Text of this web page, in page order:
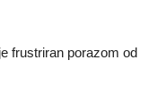
nakon što mu je Real
frustriran porazom od